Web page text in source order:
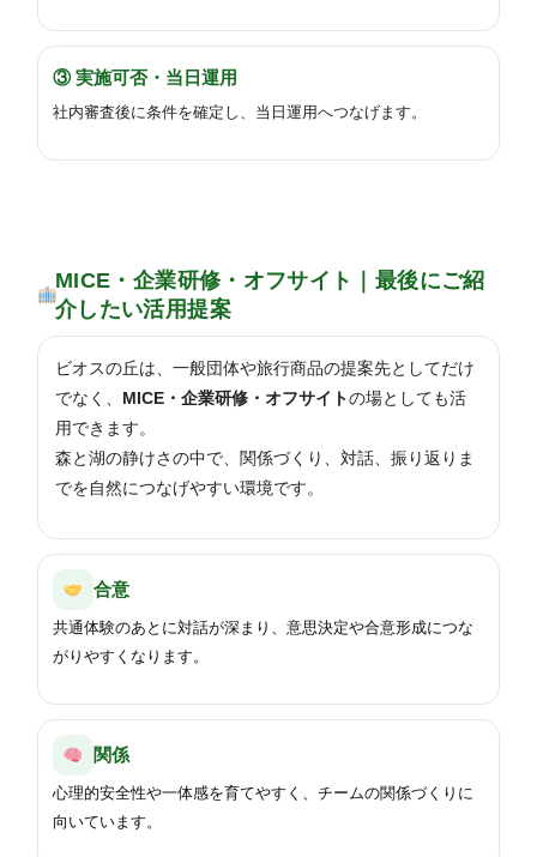
③実施可否・当日運用
社内審査後に条件を確定し、当日運用へつなげます。
MICE・企業研修・オフサイト｜最後にご紹
介したい活用提案
ビオスの丘は、一般団体や旅行商品の提案先としてだけ
でなく、 MICE・企業研修・オフサイトの場としても活
用できます。
森と湖の静けさの中で、関係づくり、対話、振り返りま
でを自然につなげやすい環境です。
合意
共通体験のあとに対話が深まり、意思決定や合意形成につな
がりやすくなります。
関係
心理的安全性や一体感を育てやすく、チームの関係づくりに
向いています。